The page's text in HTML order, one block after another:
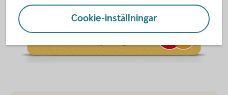
Cookie-inställningar